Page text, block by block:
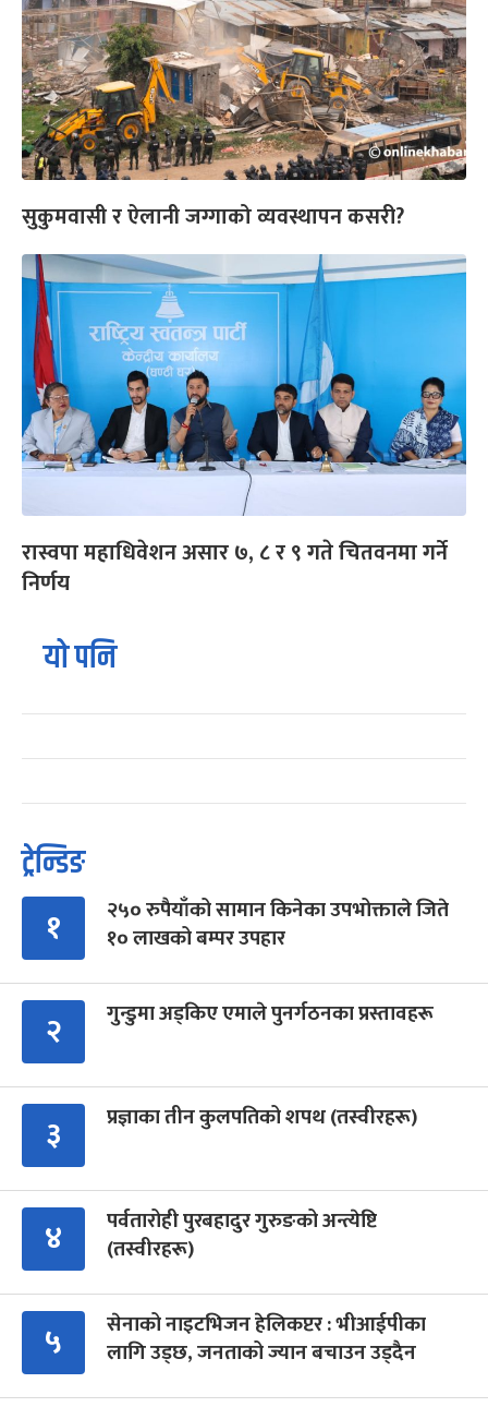
सुकुमवासी र ऐलानी जग्गाको व्यवस्थापन कसरी?
रास्वपा महाधिवेशन असार ७, ८ र ९ गते चितवनमा गर्ने
निर्णय
यो पनि
ट्रेन्डिङ
१
२५० रुपैयाँको सामान किनेका उपभोक्ताले जिते
१० लाखको बम्पर उपहार
२ गुन्डुमा अड्किए एमाले पुनर्गठनका प्रस्तावहरू
३ प्रज्ञाका तीन कुलपतिको शपथ (तस्वीरहरू)
४
पर्वतारोही पुरबहादुर गुरुङको अन्त्येष्टि
(तस्वीरहरू)
५
सेनाको नाइटभिजन हेलिकप्टर : भीआईपीका
लागि उड्छ, जनताको ज्यान बचाउन उड्दैन